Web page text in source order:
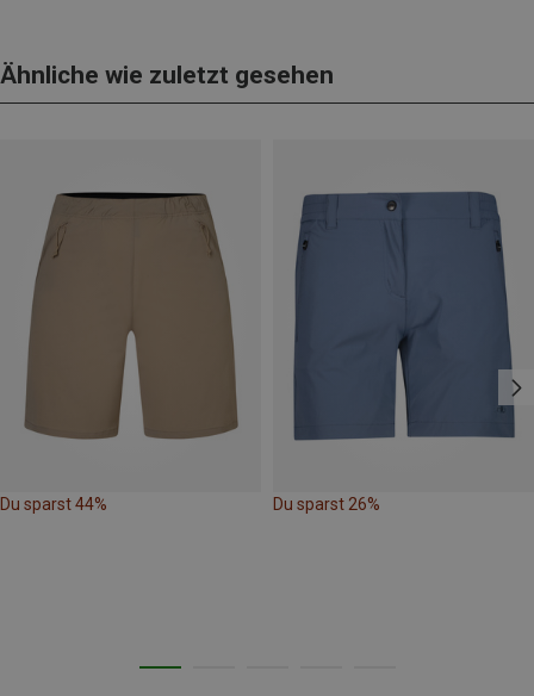
Ähnliche wie zuletzt gesehen
Du sparst 44% Du sparst 26%